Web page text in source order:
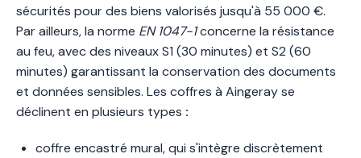
sécurités pour des biens valorisés jusqu'à 55 000 €.
Par ailleurs, la norme EN 1047-1concerne la résistance
au feu, avec des niveaux S1 (30 minutes) et S2 (60
minutes) garantissant la conservation des documents
et données sensibles. Les coffres à Aingeray se
déclinent en plusieurs types :
coffre encastré mural, qui s'intègre discrètement